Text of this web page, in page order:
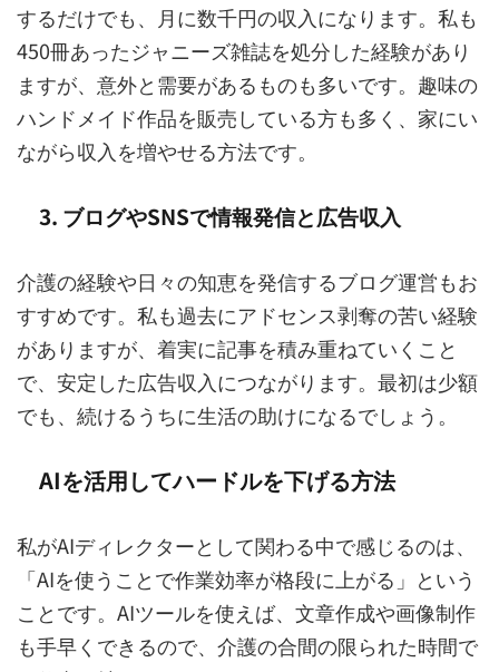
するだけでも、月に数千円の収入になります。私も
450冊あったジャニーズ雑誌を処分した経験があり
ますが、意外と需要があるものも多いです。趣味の
ハンドメイド作品を販売している方も多く、家にい
ながら収入を増やせる方法です。
3. ブログやSNSで情報発信と広告収入
介護の経験や日々の知恵を発信するブログ運営もお
すすめです。私も過去にアドセンス剥奪の苦い経験
がありますが、着実に記事を積み重ねていくこと
で、安定した広告収入につながります。最初は少額
でも、続けるうちに生活の助けになるでしょう。
AIを活用してハードルを下げる方法
私がAIディレクターとして関わる中で感じるのは、
「AIを使うことで作業効率が格段に上がる」という
ことです。AIツールを使えば、文章作成や画像制作
も手早くできるので、介護の合間の限られた時間で